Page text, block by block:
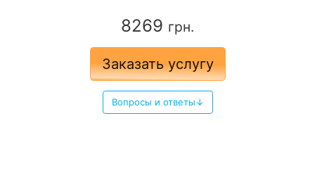
8269 грн.
Заказать услугу
Вопросы и ответы↓